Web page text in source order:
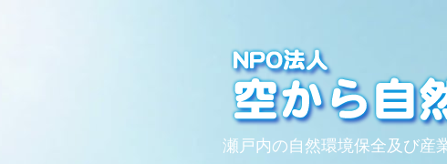
瀬戸内の自然環境保全及び産